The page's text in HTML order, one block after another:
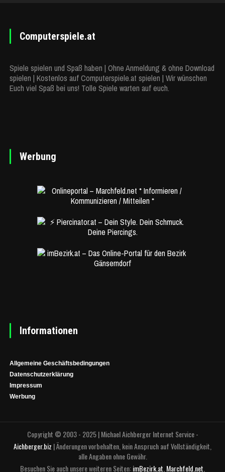
Computerspiele.at
Spiele spielen und Spaß haben | Ohne Anmeldung & ohne Download
spielen | Kostenlos auf Computerspiele.at spielen | Wir wünschen
Euch viel Spaß bei uns! Tolle Spiele warten auf euch.
Werbung
Informationen
Allgemeine Geschäftsbedingungen
Datenschutzerklärung
Impressum
Werbung
Copyright © 2003 - 2025 | Michael Aichberger Internet Service -
Aichberger.biz | Änderungen vorbehalten, kein Anspruch auf Vollständigkeit,
alle Angaben ohne Gewähr.
Besuchen Sie auch unsere weiteren Seiten:imBezirk.at Marchfeld.net